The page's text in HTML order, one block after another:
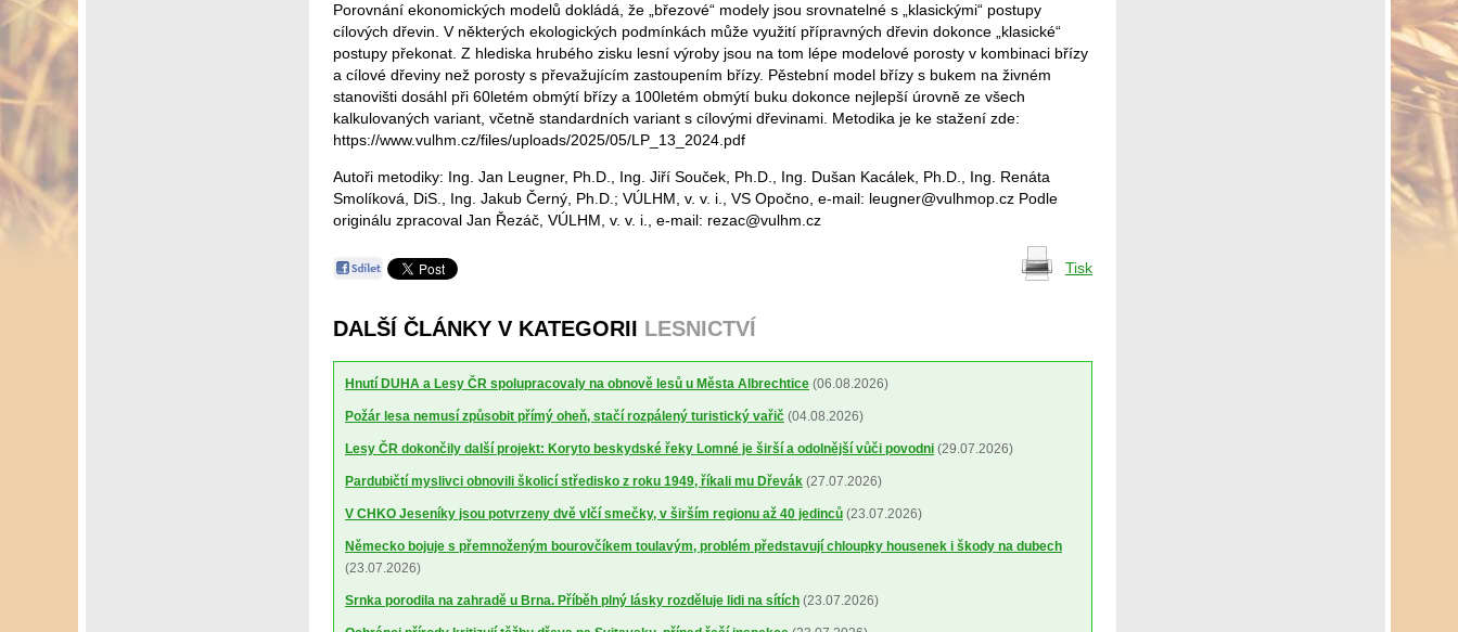
Porovnání ekonomických modelů dokládá, že „březové“ modely jsou srovnatelné s „klasickými“ postupy
cílových dřevin. V některých ekologických podmínkách může využití přípravných dřevin dokonce „klasické“
postupy překonat. Z hlediska hrubého zisku lesní výroby jsou na tom lépe modelové porosty v kombinaci břízy
a cílové dřeviny než porosty s převažujícím zastoupením břízy. Pěstební model břízy s bukem na živném
stanovišti dosáhl při 60letém obmýtí břízy a 100letém obmýtí buku dokonce nejlepší úrovně ze všech
kalkulovaných variant, včetně standardních variant s cílovými dřevinami. Metodika je ke stažení zde:
https://www.vulhm.cz/files/uploads/2025/05/LP_13_2024.pdf
Autoři metodiky: Ing. Jan Leugner, Ph.D., Ing. Jiří Souček, Ph.D., Ing. Dušan Kacálek, Ph.D., Ing. Renáta
Smolíková, DiS., Ing. Jakub Černý, Ph.D.; VÚLHM, v. v. i., VS Opočno, e-mail: leugner@vulhmop.cz Podle
originálu zpracoval Jan Řezáč, VÚLHM, v. v. i., e-mail: rezac@vulhm.cz
Tisk
DALŠÍ ČLÁNKY V KATEGORII LESNICTVÍ
Hnutí DUHA a Lesy ČR spolupracovaly na obnově lesů u Města Albrechtice (06.08.2026)
Požár lesa nemusí způsobit přímý oheň, stačí rozpálený turistický vařič (04.08.2026)
Lesy ČR dokončily další projekt: Koryto beskydské řeky Lomné je širší a odolnější vůči povodni (29.07.2026)
Pardubičtí myslivci obnovili školicí středisko z roku 1949, říkali mu Dřevák (27.07.2026)
V CHKO Jeseníky jsou potvrzeny dvě vlčí smečky, v širším regionu až 40 jedinců (23.07.2026)
Německo bojuje s přemnoženým bourovčíkem toulavým, problém představují chloupky housenek i škody na dubech
(23.07.2026)
Srnka porodila na zahradě u Brna. Příběh plný lásky rozděluje lidi na sítích (23.07.2026)